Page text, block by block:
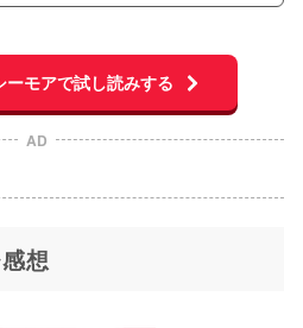
モアで試し読みする
AD
想